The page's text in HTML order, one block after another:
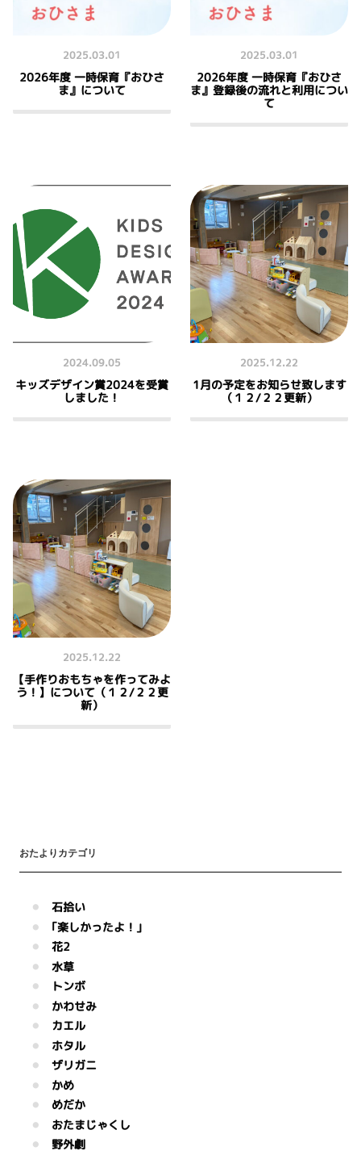
2025.03.01
2026年度 一時保育『おひさ
ま』について
2025.03.01
2026年度 一時保育『おひさ
ま』登録後の流れと利用につい
て
2024.09.05
キッズデザイン賞2024を受賞
しました！
2025.12.22
1月の予定をお知らせ致します
（１２/２２更新）
2025.12.22
【手作りおもちゃを作ってみよ
う！】について（１２/２２更
新）
おたよりカテゴリ
石拾い
｢楽しかったよ！｣
花2
水草
トンボ
かわせみ
カエル
ホタル
ザリガニ
かめ
めだか
おたまじゃくし
野外劇